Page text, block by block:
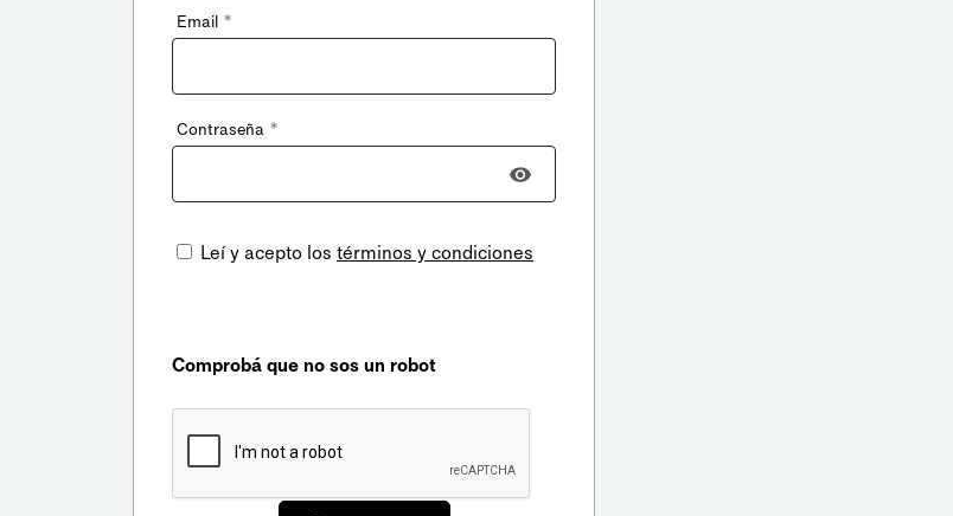
Email *
Contraseña *
Leí y acepto los términos y condiciones
Comprobá que no sos un robot